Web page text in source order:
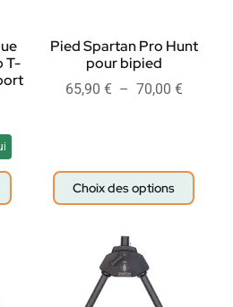
T-
Pied Spartan Pro Hunt
pour bipied
65,90 € – 70,00 €
Choix des options